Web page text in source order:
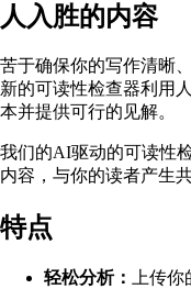
人入胜的内容
苦于确保你的写作清晰
新的可读性检查器利用
本并提供可行的见解。
我们的AI驱动的可读性
内容，与你的读者产生共
特点
轻松分析： 上传